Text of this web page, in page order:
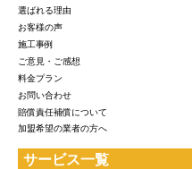
選ばれる理由
お客様の声
施工事例
ご意見・ご感想
料金プラン
お問い合わせ
賠償責任補償について
加盟希望の業者の方へ
サービス一覧